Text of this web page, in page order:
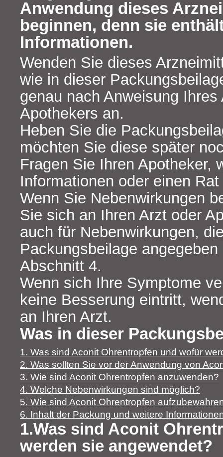
Anwendung dieses
beginnen, denn sie
Informationen.
Wenden Sie dieses
wie in dieser
genau nach Anweisung Ihres
Apothekers an.
Heben Sie die
möchten Sie diese später
Fragen Sie Ihren Apotheker,
Informationen oder einen
Wenn Sie Nebenwirkungen
Sie sich an Ihren Arzt oder
auch für Nebenwirkungen,
Packungsbeilage
Abschnitt 4.
Wenn sich Ihre Symptome
keine Besserung eintritt,
an Ihren Arzt.
Was in dieser
1. Was sind Aconit Ohrentropfen und wofür
2. Was sollten Sie vor der Anwendung von
3. Wie sind Aconit Ohrentropfen anzuwenden?
4. Welche Nebenwirkungen sind möglich?
5. Wie sind Aconit Ohrentropfen
6. Inhalt der Packung und weitere
1.Was sind Aconit
werden sie angewendet?